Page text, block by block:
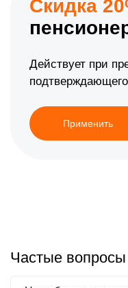
Скидка
Действует при
Применить
Частые вопросы